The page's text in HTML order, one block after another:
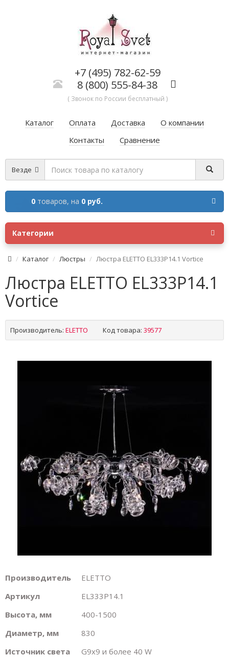
+7 (495) 782-62-59
8 (800) 555-84-38
( Звонок по России бесплатный )
Каталог Оплата Доставка
О компании
Контакты
Сравнение
Везде
0 товаров, на 0 руб.
Категории
Каталог Люстры Люстра ELETTO EL333P14.1 Vortice
Люстра ELETTO EL333P14.1
Vortice
Производитель: ELETTO Код товара: 39577
Производитель
ELETTO
Артикул
EL333P14.1
Высота, мм
400-1500
Диаметр, мм
830
Источник света
G9х9 и более 40 W